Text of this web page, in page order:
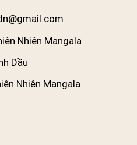
Nhiên Mangala
Dầu
Nhiên Mangala